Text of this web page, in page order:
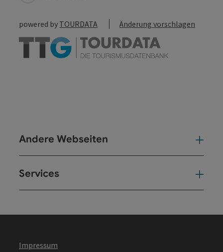
powered by TOURDATA Änderung vorschlagen
Andere Webseiten
Services
Impressum